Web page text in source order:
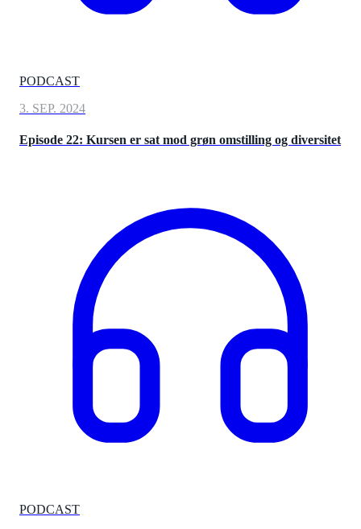
PODCAST
3. SEP. 2024
Episode 22: Kursen er sat mod grøn omstilling og diversitet
PODCAST